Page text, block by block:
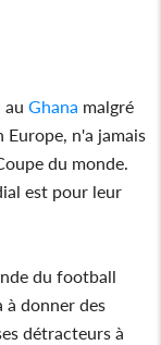
auGhana malgré
n'a jamais
du monde.
est pour leur
du football
à donner des
détracteurs à